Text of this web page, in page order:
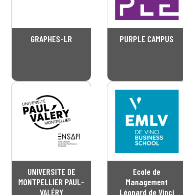
GRAPHES-LR PURPLE CAMPUS
UNIVERSITE DE
MONTPELLIER PAUL-
VALÉRY
Ecole de
Management
Léonard de Vinci